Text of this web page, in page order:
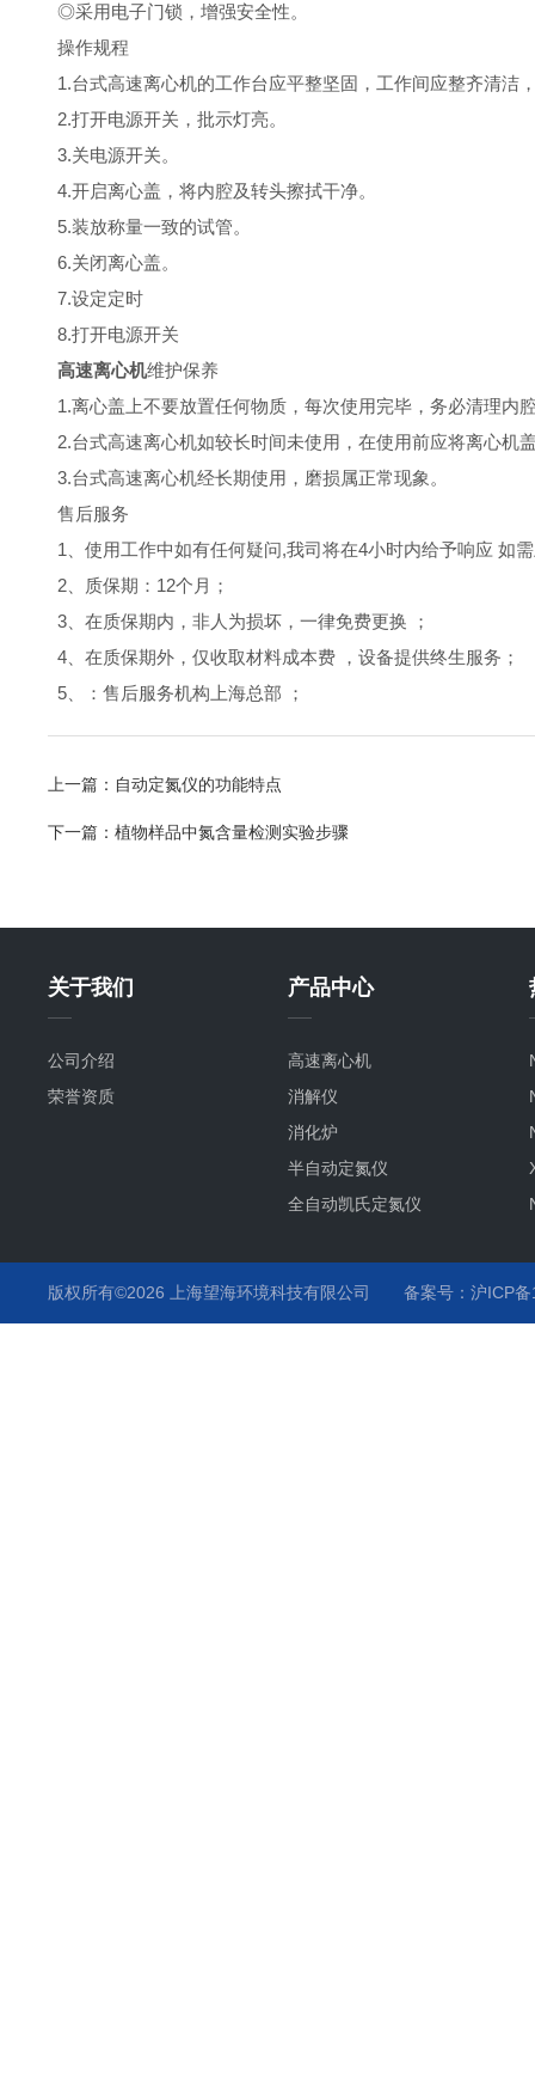
◎采用电子门锁，增强安全性。
操作规程
1.台式高速离心机的工作台应平整坚固，工作间应整齐清洁
2.打开电源开关，批示灯亮。
3.关电源开关。
4.开启离心盖，将内腔及转头擦拭干净。
5.装放称量一致的试管。
6.关闭离心盖。
7.设定定时
8.打开电源开关
高速离心机维护保养
1.离心盖上不要放置任何物质，每次使用完毕，务必清理内
2.台式高速离心机如较长时间未使用，在使用前应将离心机
3.台式高速离心机经长期使用，磨损属正常现象。
售后服务
1、使用工作中如有任何疑问,我司将在4小时内给予响应 如
2、质保期：12个月；
3、在质保期内，非人为损坏，一律免费更换 ；
4、在质保期外，仅收取材料成本费 ，设备提供终生服务；
5、：售后服务机构上海总部 ；
上一篇： 自动定氮仪的功能特点
下一篇： 植物样品中氮含量检测实验步骤
关于我们
公司介绍
荣誉资质
产品中心
高速离心机
消解仪
消化炉
半自动定氮仪
全自动凯氏定氮仪
版权所有©2026 上海望海环境科技有限公司 备案号：沪ICP